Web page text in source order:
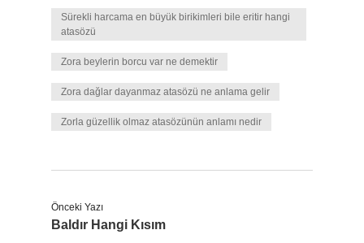
Sürekli harcama en büyük birikimleri bile eritir hangi
atasözü
Zora beylerin borcu var ne demektir
Zora dağlar dayanmaz atasözü ne anlama gelir
Zorla güzellik olmaz atasözünün anlamı nedir
Önceki Yazı
Baldır Hangi Kısım